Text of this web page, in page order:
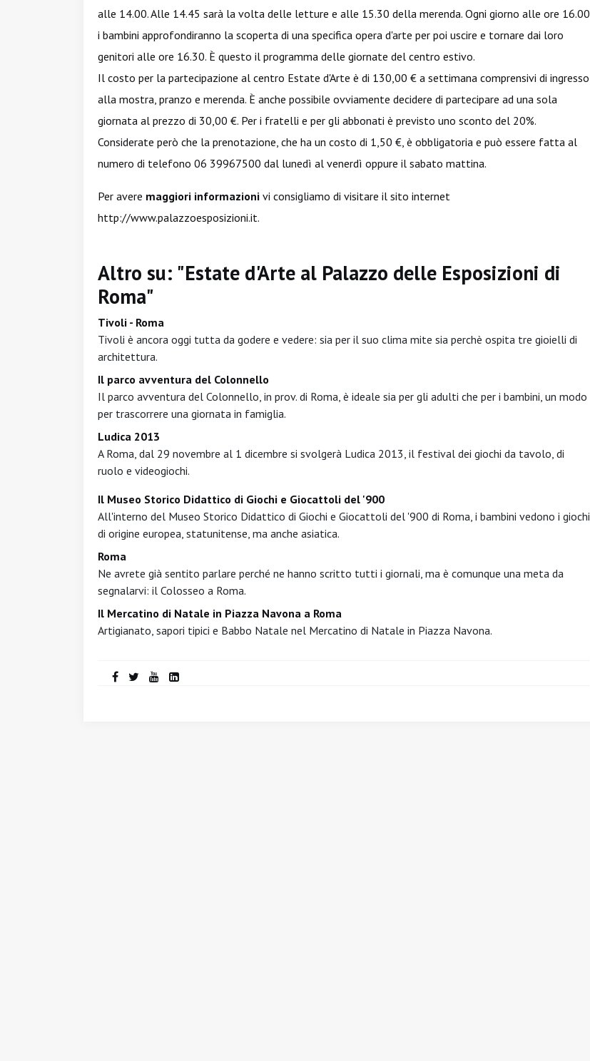
alle 14.00. Alle 14.45 sarà la volta delle letture e alle 15.30 della merenda. Ogni giorno alle ore 16.00
i bambini approfondiranno la scoperta di una specifica opera d'arte per poi uscire e tornare dai loro
genitori alle ore 16.30. È questo il programma delle giornate del centro estivo.
Il costo per la partecipazione al centro Estate d'Arte è di 130,00 € a settimana comprensivi di ingresso
alla mostra, pranzo e merenda. È anche possibile ovviamente decidere di partecipare ad una sola
giornata al prezzo di 30,00 €. Per i fratelli e per gli abbonati è previsto uno sconto del 20%.
Considerate però che la prenotazione, che ha un costo di 1,50 €, è obbligatoria e può essere fatta al
numero di telefono 06 39967500 dal lunedì al venerdì oppure il sabato mattina.
Per avere maggiori informazioni vi consigliamo di visitare il sito internet
http://www.palazzoesposizioni.it.
Altro su: "Estate d'Arte al Palazzo delle Esposizioni di
Roma"
Tivoli - Roma
Tivoli è ancora oggi tutta da godere e vedere: sia per il suo clima mite sia perchè ospita tre gioielli di
architettura.
Il parco avventura del Colonnello
Il parco avventura del Colonnello, in prov. di Roma, è ideale sia per gli adulti che per i bambini, un modo
per trascorrere una giornata in famiglia.
Ludica 2013
A Roma, dal 29 novembre al 1 dicembre si svolgerà Ludica 2013, il festival dei giochi da tavolo, di
ruolo e videogiochi.
Il Museo Storico Didattico di Giochi e Giocattoli del '900
All'interno del Museo Storico Didattico di Giochi e Giocattoli del '900 di Roma, i bambini vedono i giochi
di origine europea, statunitense, ma anche asiatica.
Roma
Ne avrete già sentito parlare perché ne hanno scritto tutti i giornali, ma è comunque una meta da
segnalarvi: il Colosseo a Roma.
Il Mercatino di Natale in Piazza Navona a Roma
Artigianato, sapori tipici e Babbo Natale nel Mercatino di Natale in Piazza Navona.